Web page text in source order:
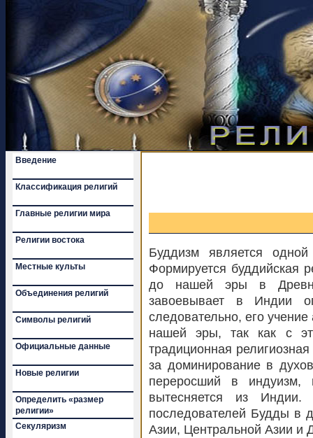
Введение
Классификация религий
Главные религии мира
Религии востока
Местные культы
Объединения религий
Символы религий
Официальные данные
Новые религии
Определить «размер
религии»
Секуляризм
Буддизм является
Формируется буддийская
до нашей эры в
завоевывает в Индии
следовательно, его
нашей эры, так как с
традиционная
за доминирование в
переросший в индуизм,
вытесняется из
последователей Будды в
Азии, Центральной Азии и